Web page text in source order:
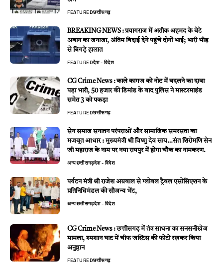
FEATUREDछत्तीसगढ़
BREAKING NEWS : प्रयागराज में अतीक अहमद के बेटे
अबान का जनाजा, अंतिम विदाई देने पहुंचे दोनों भाई; भारी भीड़
से बिगड़े हालात
FEATUREDदेश - विदेश
CG Crime News : काले कागज को नोट में बदलने का दावा
पड़ा भारी, 50 हजार की डिमांड के बाद पुलिस ने मास्टरमाइंड
समेत 3 को पकड़ा
FEATUREDछत्तीसगढ़
सेन समाज सनातन परंपराओं और सामाजिक समरसता का
मजबूत आधार : मुख्यमंत्री श्री विष्णु देव साय…संत शिरोमणि सेन
जी महाराज के नाम पर नया रायपुर में होगा चौक का नामकरण.
अन्यछत्तीसगढ़देश - विदेश
पर्यटन मंत्री श्री राजेश अग्रवाल से ग्लोबल ट्रैवल एसोसिएशन के
प्रतिनिधिमंडल की सौजन्य भेंट,
अन्यछत्तीसगढ़देश - विदेश
CG Crime News : छत्तीसगढ़ में तंत्र साधना का सनसनीखेज
मामला, श्मशान घाट में चीफ जस्टिस की फोटो रखकर किया
अनुष्ठान
FEATUREDछत्तीसगढ़